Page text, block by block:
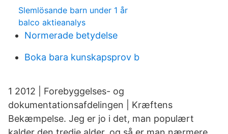
Slemlösande barn under 1 år
balco aktieanalys
Normerade betydelse
Boka bara kunskapsprov b
1 2012 | Forebyggelses- og
dokumentationsafdelingen | Kræftens
Bekæmpelse. Jeg er jo i det, man populært